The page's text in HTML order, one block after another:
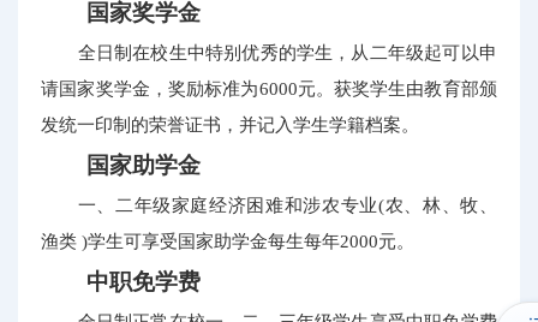
国家奖学金
全日制在校生中特别优秀的学生，从二年级起可以申
请国家奖学金，奖励标准为6000元。获奖学生由教育部颁
发统一印制的荣誉证书，并记入学生学籍档案。
国家助学金
一、二年级家庭经济困难和涉农专业(农、林、牧、
渔类 )学生可享受国家助学金每生每年2000元。
中职免学费